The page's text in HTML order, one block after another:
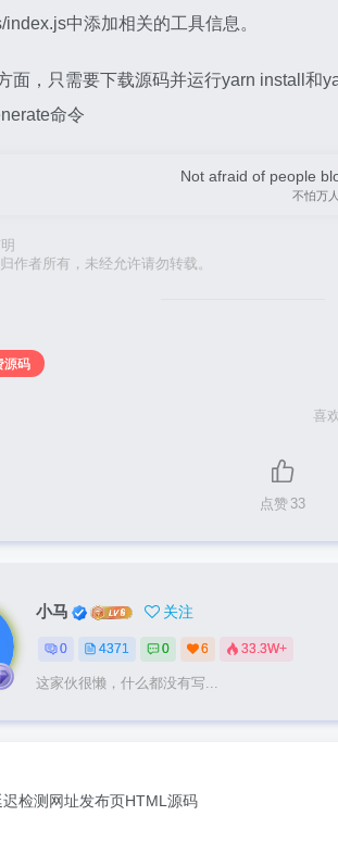
index.js中添加相关的工具信息。
面，只需要下载源码并运行yarn install和
命令
Not afraid of people
不怕万
作者所有，未经允许请勿转载。
源码
喜
点赞 33
小马 关注
0 4371 0 6 33.3W+
这家伙很懒，什么都没有写...
迟检测网址发布页HTML源码